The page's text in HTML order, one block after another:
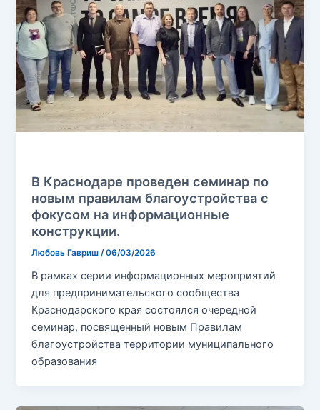
В Краснодаре проведен семинар по
новым правилам благоустройства с
фокусом на информационные
конструкции.
Любовь Гавриш /06/03/2026
В рамках серии информационных мероприятий
для предпринимательского сообщества
Краснодарского края состоялся очередной
семинар, посвященный новым Правилам
благоустройства территории муниципального
образования